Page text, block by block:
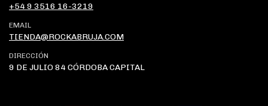
+54 9 3516 16-3219
EMAIL
TIENDA@ROCKABRUJA.COM
DIRECCIÓN
9 DE JULIO 84 CÓRDOBA CAPITAL